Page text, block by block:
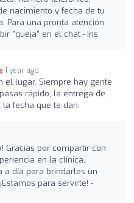
nacimiento y fecha de tu
Para una pronta atención
"queja" en el chat.- Iris
1 year ago
el lugar. Siempre hay gente
rápido, la entrega de
fecha que te dan.
Gracias por compartir con
en la clínica,
a día para brindarles un
para servirte! -